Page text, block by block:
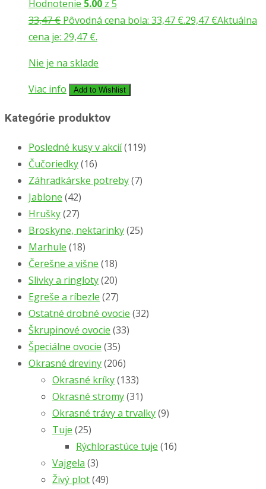
Hodnotenie 5.00 z 5
33,47€ Pôvodná cena bola: 33,47 €.29,47 €Aktuálna
cena je: 29,47 €.
Nie je na sklade
Viac info
Add to Wishlist
Kategórie produktov
Posledné kusy v akcií(119)
Čučoriedky(16)
Záhradkárske potreby(7)
Jablone (42)
Hrušky(27)
Broskyne, nektarinky(25)
Marhule (18)
Čerešne a višne (18)
Slivky a ringloty(20)
Egreše a ríbezle (27)
Ostatné drobné ovocie (32)
Škrupinové ovocie (33)
Špeciálne ovocie (35)
Okrasné dreviny(206)
Okrasné kríky(133)
Okrasné stromy(31)
Okrasné trávy a trvalky(9)
Tuje (25)
Rýchlorastúce tuje (16)
Vajgela (3)
Živý plot(49)